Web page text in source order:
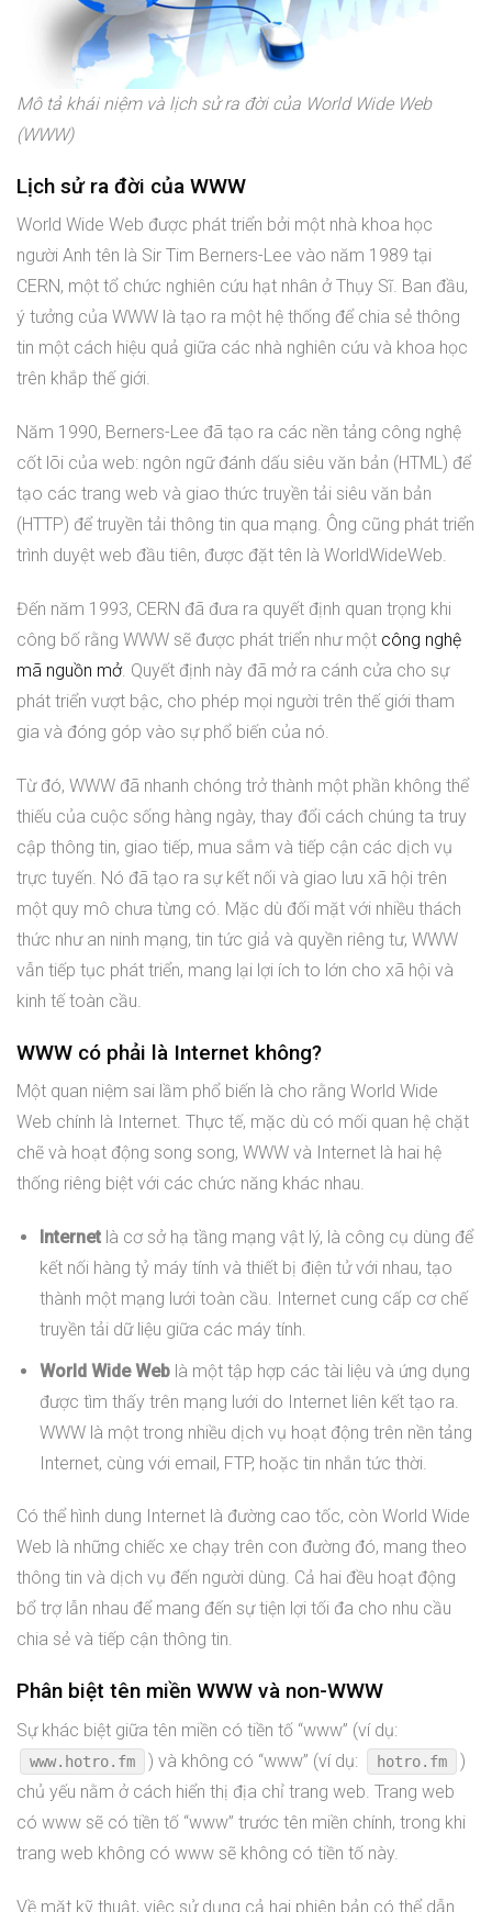
Mô tả khái niệm và lịch sử ra đời của World Wide Web
(WWW)
Lịch sử ra đời của WWW
World Wide Web được phát triển bởi một nhà khoa học
người Anh tên là Sir Tim Berners-Lee vào năm 1989 tại
CERN, một tổ chức nghiên cứu hạt nhân ở Thụy Sĩ. Ban đầu,
ý tưởng của WWW là tạo ra một hệ thống để chia sẻ thông
tin một cách hiệu quả giữa các nhà nghiên cứu và khoa học
trên khắp thế giới.
Năm 1990, Berners-Lee đã tạo ra các nền tảng công nghệ
cốt lõi của web: ngôn ngữ đánh dấu siêu văn bản (HTML) để
tạo các trang web và giao thức truyền tải siêu văn bản
(HTTP) để truyền tải thông tin qua mạng. Ông cũng phát triển
trình duyệt web đầu tiên, được đặt tên là WorldWideWeb.
Đến năm 1993, CERN đã đưa ra quyết định quan trọng khi
công bố rằng WWW sẽ được phát triển như một công nghệ
mã nguồn mở. Quyết định này đã mở ra cánh cửa cho sự
phát triển vượt bậc, cho phép mọi người trên thế giới tham
gia và đóng góp vào sự phổ biến của nó.
Từ đó, WWW đã nhanh chóng trở thành một phần không thể
thiếu của cuộc sống hàng ngày, thay đổi cách chúng ta truy
cập thông tin, giao tiếp, mua sắm và tiếp cận các dịch vụ
trực tuyến. Nó đã tạo ra sự kết nối và giao lưu xã hội trên
một quy mô chưa từng có. Mặc dù đối mặt với nhiều thách
thức như an ninh mạng, tin tức giả và quyền riêng tư, WWW
vẫn tiếp tục phát triển, mang lại lợi ích to lớn cho xã hội và
kinh tế toàn cầu.
WWW có phải là Internet không?
Một quan niệm sai lầm phổ biến là cho rằng World Wide
Web chính là Internet. Thực tế, mặc dù có mối quan hệ chặt
chẽ và hoạt động song song, WWW và Internet là hai hệ
thống riêng biệt với các chức năng khác nhau.
Internetlà cơ sở hạ tầng mạng vật lý, là công cụ dùng để
kết nối hàng tỷ máy tính và thiết bị điện tử với nhau, tạo
thành một mạng lưới toàn cầu. Internet cung cấp cơ chế
truyền tải dữ liệu giữa các máy tính.
World Wide Weblà một tập hợp các tài liệu và ứng dụng
được tìm thấy trên mạng lưới do Internet liên kết tạo ra.
WWW là một trong nhiều dịch vụ hoạt động trên nền tảng
Internet, cùng với email, FTP, hoặc tin nhắn tức thời.
Có thể hình dung Internet là đường cao tốc, còn World Wide
Web là những chiếc xe chạy trên con đường đó, mang theo
thông tin và dịch vụ đến người dùng. Cả hai đều hoạt động
bổ trợ lẫn nhau để mang đến sự tiện lợi tối đa cho nhu cầu
chia sẻ và tiếp cận thông tin.
Phân biệt tên miền WWW và non-WWW
Sự khác biệt giữa tên miền có tiền tố “www” (ví dụ:
www.hotro.fm ) và không có “www” (ví dụ: hotro.fm
)
chủ yếu nằm ở cách hiển thị địa chỉ trang web. Trang web
có www sẽ có tiền tố “www” trước tên miền chính, trong khi
trang web không có www sẽ không có tiền tố này.
Về mặt kỹ thuật, việc sử dụng cả hai phiên bản có thể dẫn